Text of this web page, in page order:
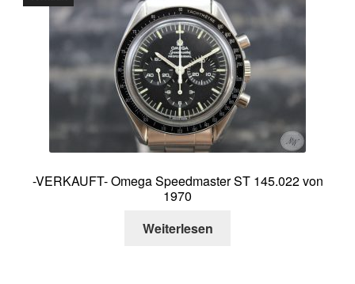
-VERKAUFT- Omega Speedmaster ST 145.022 von
1970
Weiterlesen